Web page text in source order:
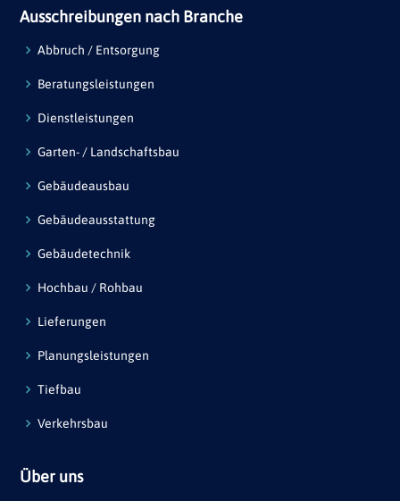
Ausschreibungen nach Branche
Abbruch / Entsorgung
Beratungsleistungen
Dienstleistungen
Garten- / Landschaftsbau
Gebäudeausbau
Gebäudeausstattung
Gebäudetechnik
Hochbau / Rohbau
Lieferungen
Planungsleistungen
Tiefbau
Verkehrsbau
Über uns